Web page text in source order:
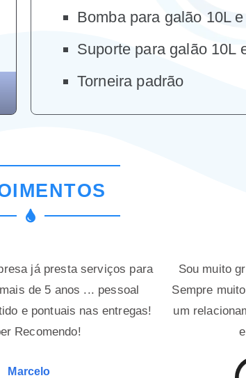
Suporte para
Bomba para galão 10L
Suporte para galão 10L
Torneira padrão
já presta serviços para
de 5 anos ... pessoal
e pontuais nas entregas!
Recomendo!
Marcelo
Sou muito
Sempre
um